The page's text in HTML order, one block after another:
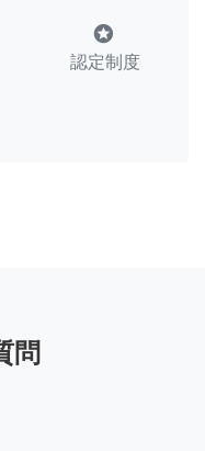
stars
認定制度
問